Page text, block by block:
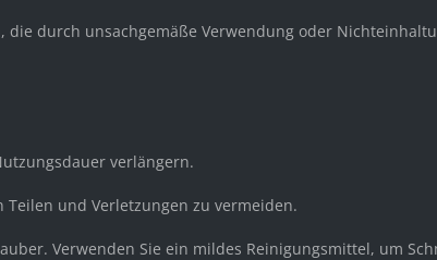
die durch unsachgemäße Verwendung oder
verlängern.
und Verletzungen zu vermeiden.
Verwenden Sie ein mildes Reinigungsmittel, um